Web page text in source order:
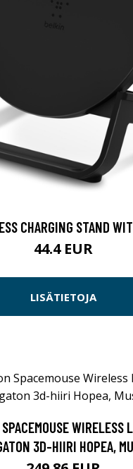
CHARGING STAND
44.4 EUR
LISÄTIETOJA
WIRELESS
3D-HIIRI HOPEA,